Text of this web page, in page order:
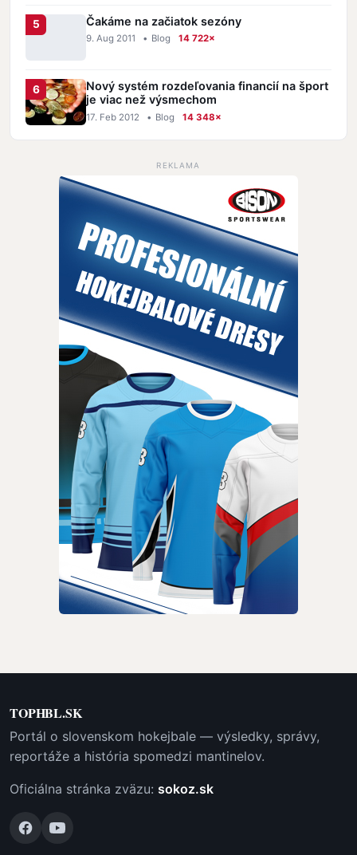
Čakáme na začiatok sezóny
9. Aug 2011 • Blog 14 722×
Nový systém rozdeľovania financií na šport
je viac než výsmechom
17. Feb 2012 • Blog 14 348×
REKLAMA
TOPHBL.SK
Portál o slovenskom hokejbale — výsledky, správy,
reportáže a história spomedzi mantinelov.
Oficiálna stránka zväzu: sokoz.sk